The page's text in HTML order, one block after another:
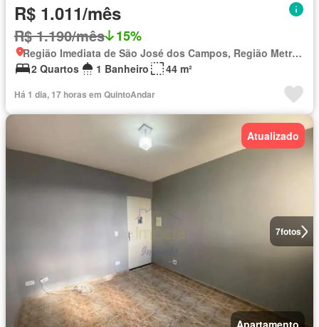
R$ 1.011/mês
R$ 1.190/mês 15%
Região Imediata de São José dos Campos, Região Metropolitana do Vale do Paraíba e Litoral Norte
2 Quartos
1 Banheiro 44 m²
Há 1 dia, 17 horas em QuintoAndar
7fotos
Atualizado